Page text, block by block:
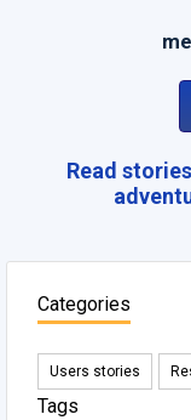
Read
Categories
Users stories
Tags